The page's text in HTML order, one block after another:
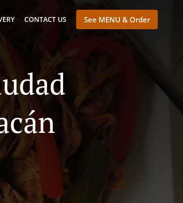
CONTACT US See MENU & Order